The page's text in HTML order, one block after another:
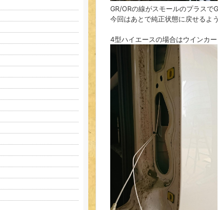
GR/ORの線がスモールのプラスで
今回はあとで純正状態に戻せるよ
4型ハイエースの場合はウインカ